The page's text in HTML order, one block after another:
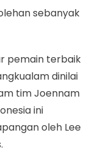
sebanyak
pemain terbaik
dinilai
tim Joennam
ini
oleh Lee